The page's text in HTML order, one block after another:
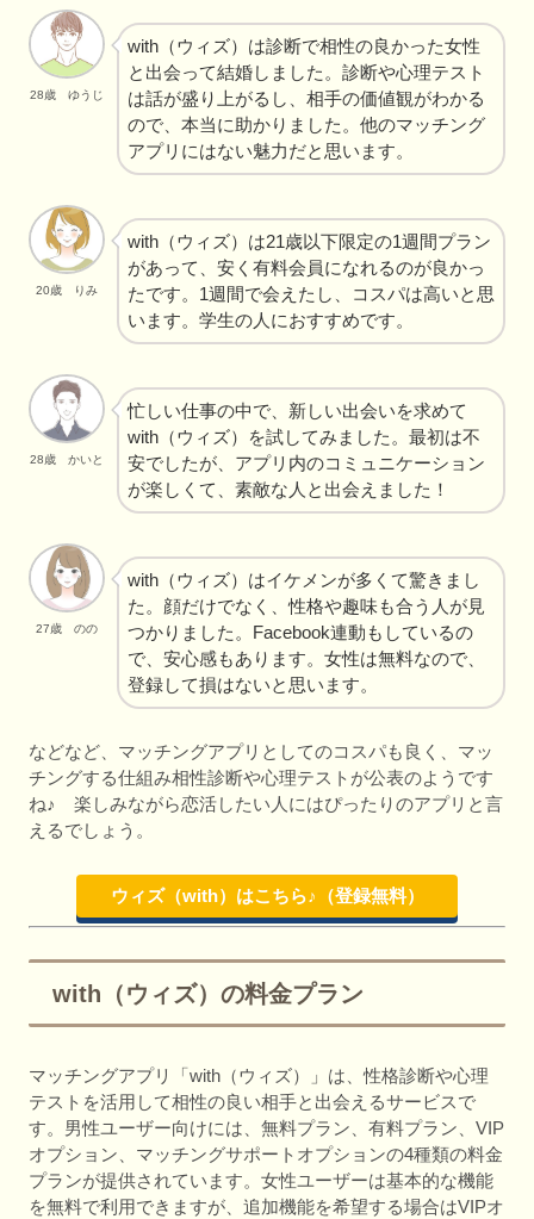
28歳 ゆうじ
with（ウィズ）は診断で相性の良かった女性
と出会って結婚しました。診断や心理テスト
は話が盛り上がるし、相手の価値観がわかる
ので、本当に助かりました。他のマッチング
アプリにはない魅力だと思います。
20歳 りみ
with（ウィズ）は21歳以下限定の1週間プラン
があって、安く有料会員になれるのが良かっ
たです。1週間で会えたし、コスパは高いと思
います。学生の人におすすめです。
28歳 かいと
忙しい仕事の中で、新しい出会いを求めて
with（ウィズ）を試してみました。最初は不
安でしたが、アプリ内のコミュニケーション
が楽しくて、素敵な人と出会えました！
27歳 のの
with（ウィズ）はイケメンが多くて驚きまし
た。顔だけでなく、性格や趣味も合う人が見
つかりました。Facebook連動もしているの
で、安心感もあります。女性は無料なので、
登録して損はないと思います。
などなど、マッチングアプリとしてのコスパも良く、マッ
チングする仕組み相性診断や心理テストが公表のようです
ね♪ 楽しみながら恋活したい人にはぴったりのアプリと言
えるでしょう。
ウィズ（with）はこちら♪（登録無料）
with（ウィズ）の料金プラン
マッチングアプリ「with（ウィズ）」は、性格診断や心理
テストを活用して相性の良い相手と出会えるサービスで
す。男性ユーザー向けには、無料プラン、有料プラン、VIP
オプション、マッチングサポートオプションの4種類の料金
プランが提供されています。女性ユーザーは基本的な機能
を無料で利用できますが、追加機能を希望する場合はVIPオ